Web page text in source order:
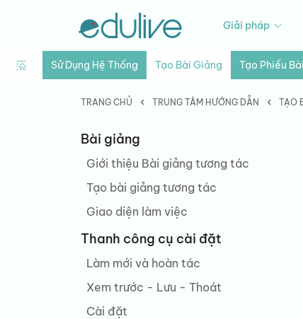
Giải pháp
Sử Dụng Hệ Thống Tạo Bài Giảng Tạo Phiếu
TRANG CHỦ TRUNG TÂM HƯỚNG DẪN TẠO
Bài giảng
Giới thiệu Bài giảng tương tác
Tạo bài giảng tương tác
Giao diện làm việc
Thanh công cụ cài đặt
Làm mới và hoàn tác
Xem trước - Lưu - Thoát
Cài đặt